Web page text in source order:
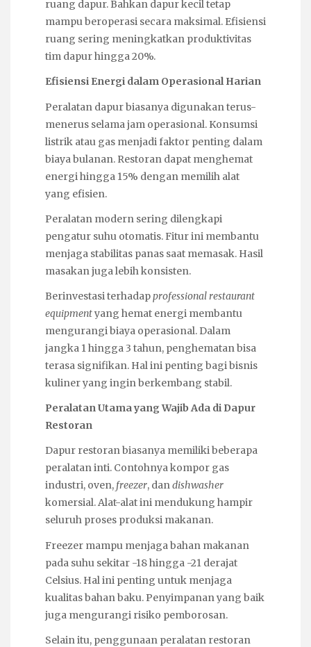
ruang dapur. Bahkan dapur kecil tetap
mampu beroperasi secara maksimal. Efisiensi
ruang sering meningkatkan produktivitas
tim dapur hingga 20%.
Efisiensi Energi dalam Operasional Harian
Peralatan dapur biasanya digunakan terus-
menerus selama jam operasional. Konsumsi
listrik atau gas menjadi faktor penting dalam
biaya bulanan. Restoran dapat menghemat
energi hingga 15% dengan memilih alat
yang efisien.
Peralatan modern sering dilengkapi
pengatur suhu otomatis. Fitur ini membantu
menjaga stabilitas panas saat memasak. Hasil
masakan juga lebih konsisten.
Berinvestasi terhadapprofessional restaurant
equipmentyang hemat energi membantu
mengurangi biaya operasional. Dalam
jangka 1 hingga 3 tahun, penghematan bisa
terasa signifikan. Hal ini penting bagi bisnis
kuliner yang ingin berkembang stabil.
Peralatan Utama yang Wajib Ada di Dapur
Restoran
Dapur restoran biasanya memiliki beberapa
peralatan inti. Contohnya kompor gas
industri, oven, freezer, dandishwasher
komersial. Alat-alat ini mendukung hampir
seluruh proses produksi makanan.
Freezer mampu menjaga bahan makanan
pada suhu sekitar -18 hingga -21 derajat
Celsius. Hal ini penting untuk menjaga
kualitas bahan baku. Penyimpanan yang baik
juga mengurangi risiko pemborosan.
Selain itu, penggunaan peralatan restoran